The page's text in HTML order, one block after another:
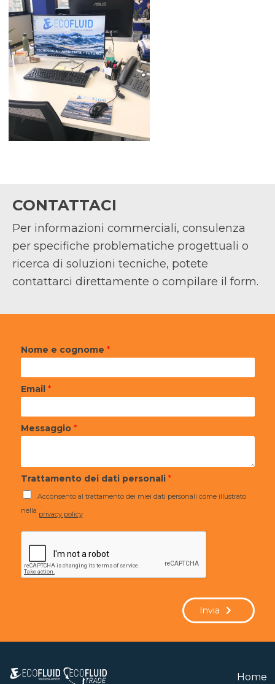
CONTATTACI
Per informazioni commerciali, consulenza
per specifiche problematiche progettuali o
ricerca di soluzioni tecniche, potete
contattarci direttamente o compilare il form.
Nome e cognome *
Email *
Messaggio *
Trattamento dei dati personali *
Acconsento al trattamento dei miei dati personali come illustrato
nella privacy policy
Invia
Home